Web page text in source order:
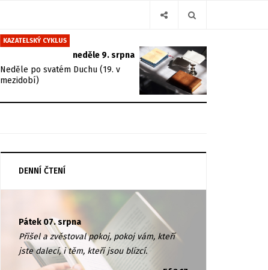
KAZATELSKÝ CYKLUS
neděle 9. srpna
Neděle po svatém Duchu (19. v
mezidobí)
DENNÍ ČTENÍ
Pátek 07. srpna
Přišel a zvěstoval pokoj, pokoj vám, kteří
jste dalecí, i těm, kteří jsou blízcí.